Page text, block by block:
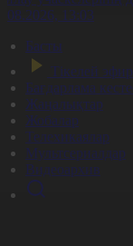
13:03
Басты
Тікелей эфир
Бағдарлама
Жаңалықтар
Жобалар
Телехикаялар
Мультсериалдар
Видеоархив